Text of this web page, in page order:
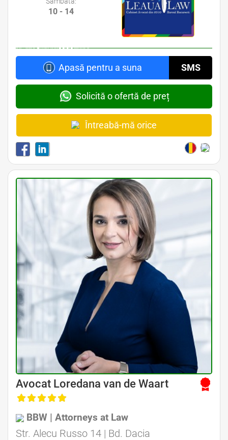
10 - 14
Obor • Avocat din zona Piata Muncii
Apasă pentru a suna SMS
Solicită o ofertă de preț
Întreabă-mă orice
Avocat Specializat în Drept Civil • Avocat Specializat în Dreptul Familiei
Avocat Loredana van de Waart
BBW | Attorneys at Law
Avocat Specializat în Drept Civil • Avocat Specializat în Dreptul Familiei
Str. Alecu Russo 14 | Bd. Dacia